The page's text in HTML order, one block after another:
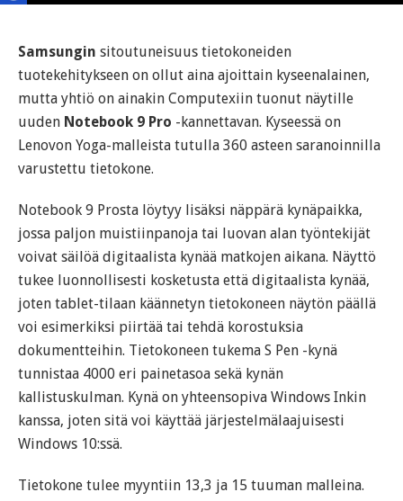
Samsungin sitoutuneisuus tietokoneiden
tuotekehitykseen on ollut aina ajoittain kyseenalainen,
mutta yhtiö on ainakin Computexiin tuonut näytille
uuden Notebook 9 Pro -kannettavan. Kyseessä on
Lenovon Yoga-malleista tutulla 360 asteen saranoinnilla
varustettu tietokone.
Notebook 9 Prosta löytyy lisäksi näppärä kynäpaikka,
jossa paljon muistiinpanoja tai luovan alan työntekijät
voivat säilöä digitaalista kynää matkojen aikana. Näyttö
tukee luonnollisesti kosketusta että digitaalista kynää,
joten tablet-tilaan käännetyn tietokoneen näytön päällä
voi esimerkiksi piirtää tai tehdä korostuksia
dokumentteihin. Tietokoneen tukema S Pen -kynä
tunnistaa 4000 eri painetasoa sekä kynän
kallistuskulman. Kynä on yhteensopiva Windows Inkin
kanssa, joten sitä voi käyttää järjestelmälaajuisesti
Windows 10:ssä.
Tietokone tulee myyntiin 13,3 ja 15 tuuman malleina.